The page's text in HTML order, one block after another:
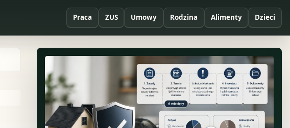
Praca ZUS Umowy Rodzina Alimenty Dzieci